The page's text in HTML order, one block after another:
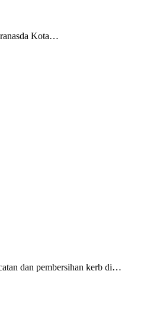
Kota…
dan pembersihan kerb di…